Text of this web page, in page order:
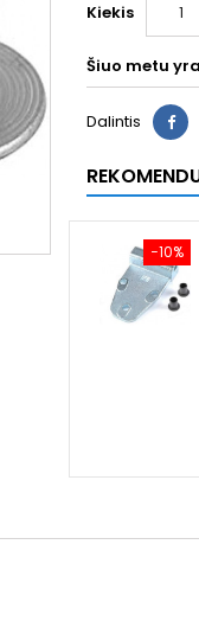
Kiekis
Šiuo metu yra
Dalintis
−10%